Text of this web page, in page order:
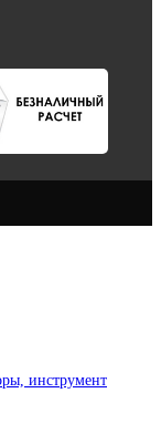
инструмент